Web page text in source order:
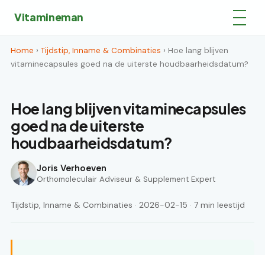
Vitamineman
Home › Tijdstip, Inname & Combinaties › Hoe lang blijven
vitaminecapsules goed na de uiterste houdbaarheidsdatum?
Hoe lang blijven vitaminecapsules
goed na de uiterste
houdbaarheidsdatum?
Joris Verhoeven
Orthomoleculair Adviseur & Supplement Expert
Tijdstip, Inname & Combinaties · 2026-02-15 · 7 min leestijd